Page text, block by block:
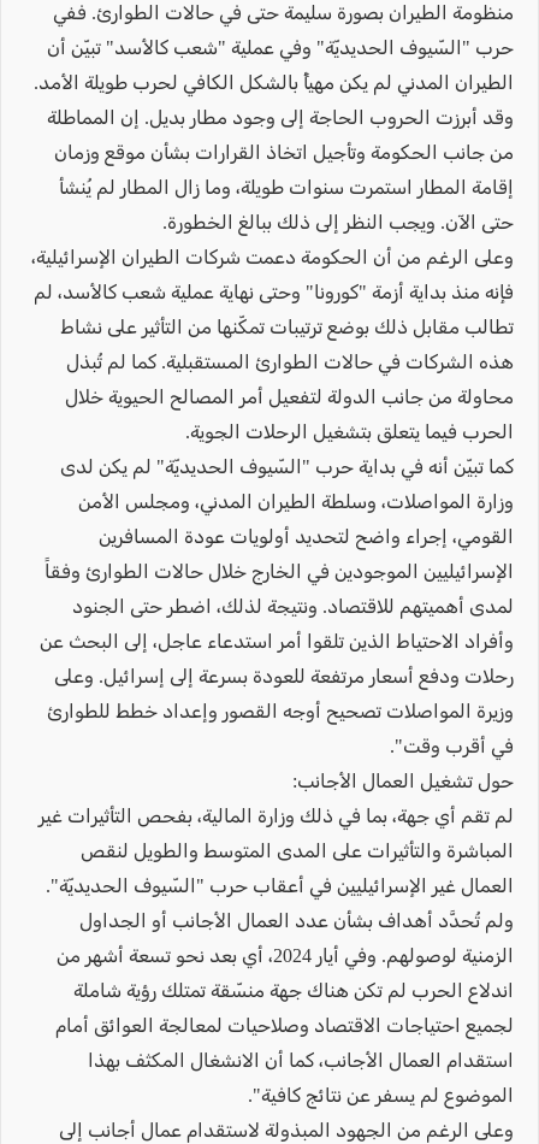
منظومة الطيران بصورة سليمة حتى في حالات الطوارئ. ففي
حرب "السّيوف الحديديّة" وفي عملية "شعب كالأسد" تبيّن أن
الطيران المدني لم يكن مهيأً بالشكل الكافي لحرب طويلة الأمد.
وقد أبرزت الحروب الحاجة إلى وجود مطار بديل. إن المماطلة
من جانب الحكومة وتأجيل اتخاذ القرارات بشأن موقع وزمان
إقامة المطار استمرت سنوات طويلة، وما زال المطار لم يُنشأ
حتى الآن. ويجب النظر إلى ذلك ببالغ الخطورة.
وعلى الرغم من أن الحكومة دعمت شركات الطيران الإسرائيلية،
فإنه منذ بداية أزمة "كورونا" وحتى نهاية عملية شعب كالأسد، لم
تطالب مقابل ذلك بوضع ترتيبات تمكّنها من التأثير على نشاط
هذه الشركات في حالات الطوارئ المستقبلية. كما لم تُبذل
محاولة من جانب الدولة لتفعيل أمر المصالح الحيوية خلال
الحرب فيما يتعلق بتشغيل الرحلات الجوية.
كما تبيّن أنه في بداية حرب "السّيوف الحديديّة" لم يكن لدى
وزارة المواصلات، وسلطة الطيران المدني، ومجلس الأمن
القومي، إجراء واضح لتحديد أولويات عودة المسافرين
الإسرائيليين الموجودين في الخارج خلال حالات الطوارئ وفقاً
لمدى أهميتهم للاقتصاد. ونتيجة لذلك، اضطر حتى الجنود
وأفراد الاحتياط الذين تلقوا أمر استدعاء عاجل، إلى البحث عن
رحلات ودفع أسعار مرتفعة للعودة بسرعة إلى إسرائيل. وعلى
وزيرة المواصلات تصحيح أوجه القصور وإعداد خطط للطوارئ
في أقرب وقت".
حول تشغيل العمال الأجانب:
لم تقم أي جهة، بما في ذلك وزارة المالية، بفحص التأثيرات غير
المباشرة والتأثيرات على المدى المتوسط والطويل لنقص
العمال غير الإسرائيليين في أعقاب حرب "السّيوف الحديديّة".
ولم تُحدَّد أهداف بشأن عدد العمال الأجانب أو الجداول
الزمنية لوصولهم. وفي أيار 2024، أي بعد نحو تسعة أشهر من
اندلاع الحرب لم تكن هناك جهة منسّقة تمتلك رؤية شاملة
لجميع احتياجات الاقتصاد وصلاحيات لمعالجة العوائق أمام
استقدام العمال الأجانب، كما أن الانشغال المكثف بهذا
الموضوع لم يسفر عن نتائج كافية".
وعلى الرغم من الجهود المبذولة لاستقدام عمال أجانب إلى